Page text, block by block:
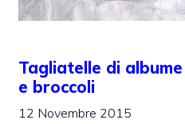
Tagliatelle di albume
e broccoli
12 Novembre 2015